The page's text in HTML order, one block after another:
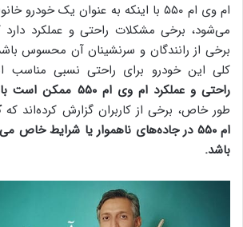
ام وی ام ۵۵۰ با اینکه به عنوان یک
می‌شود، برخی مشکلات راحتی و عملکرد
برخی از رانندگان و سرنشینان آن محسوس
کلی این خودرو برای راحتی نسبی مناسب
راحتی و عملکرد ام وی ام ۵۵۰ ممکن است باعث نگرانی شوند
طور خاص، برخی از کاربران گزارش کرده‌اند که
ام ۵۵۰ در جاده‌های ناهموار یا شرایط خاص
باشد.